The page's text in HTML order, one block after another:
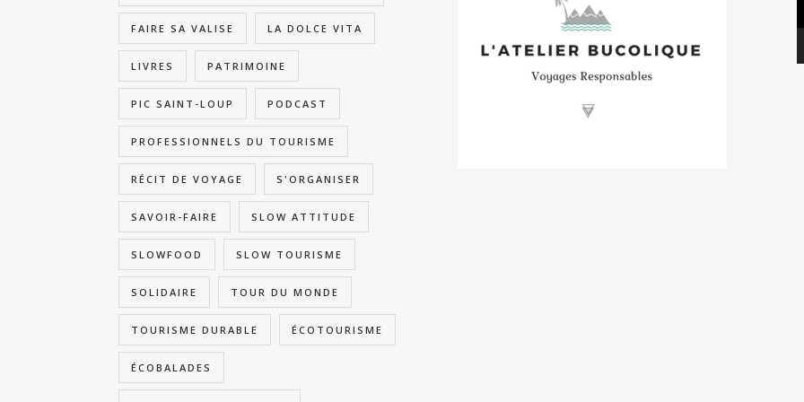
FAIRE SA VALISE LA DOLCE VITA
LIVRES PATRIMOINE
PIC SAINT-LOUP PODCAST
PROFESSIONNELS DU TOURISME
RÉCIT DE VOYAGE S'ORGANISER
SAVOIR-FAIRE SLOW ATTITUDE
SLOWFOOD SLOW TOURISME
SOLIDAIRE TOUR DU MONDE
TOURISME DURABLE ÉCOTOURISME
ÉCOBALADES